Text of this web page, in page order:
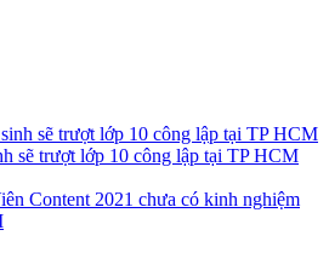
sẽ trượt lớp 10 công lập tại TP HCM
Content 2021 chưa có kinh nghiệm